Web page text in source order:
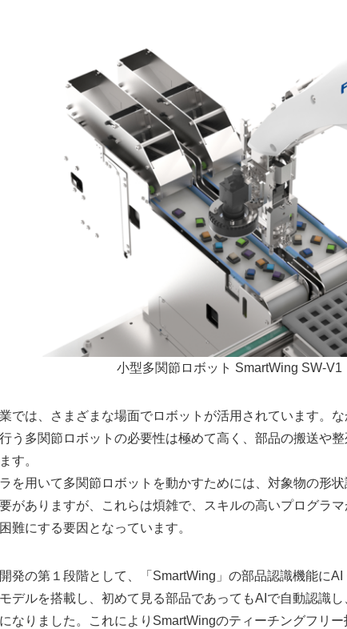
小型多関節ロボット SmartWing SW-V1
では、さまざまな場面でロボットが活用されています。
う多関節ロボットの必要性は極めて高く、部品の搬送や
す。
を用いて多関節ロボットを動かすためには、対象物の形
がありますが、これらは煩雑で、スキルの高いプログラ
難にする要因となっています。
発の第１段階として、「SmartWing」の部品認識機能にAI
デルを搭載し、初めて見る部品であってもAIで自動認識
なりました。これによりSmartWingのティーチングフリ
Japanese